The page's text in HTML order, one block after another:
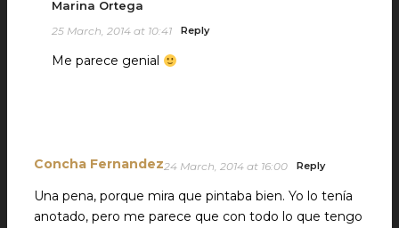
Marina Ortega
25 March, 2014 at 10:41 Reply
Me parece genial
Concha Fernandez24 March, 2014 at 16:00 Reply
Una pena, porque mira que pintaba bien. Yo lo tenía
anotado, pero me parece que con todo lo que tengo